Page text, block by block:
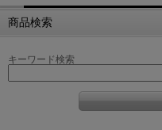
商品検索
キーワード検索